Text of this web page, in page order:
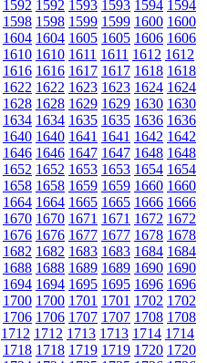
1592 1592 1593 1593 1594 1594
1598 1598 1599 1599 1600 1600
1604 1604 1605 1605 1606 1606
1610 1610 1611 1611 1612 1612
1616 1616 1617 1617 1618 1618
1622 1622 1623 1623 1624 1624
1628 1628 1629 1629 1630 1630
1634 1634 1635 1635 1636 1636
1640 1640 1641 1641 1642 1642
1646 1646 1647 1647 1648 1648
1652 1652 1653 1653 1654 1654
1658 1658 1659 1659 1660 1660
1664 1664 1665 1665 1666 1666
1670 1670 1671 1671 1672 1672
1676 1676 1677 1677 1678 1678
1682 1682 1683 1683 1684 1684
1688 1688 1689 1689 1690 1690
1694 1694 1695 1695 1696 1696
1700 1700 1701 1701 1702 1702
1706 1706 1707 1707 1708 1708
1712 1712 1713 1713 1714 1714
1718 1718 1719 1719 1720 1720